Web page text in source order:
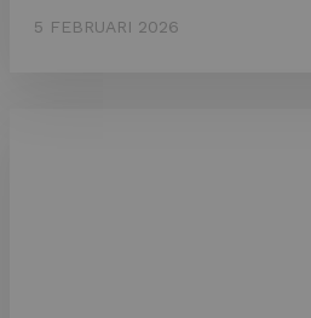
5 FEBRUARI 2026